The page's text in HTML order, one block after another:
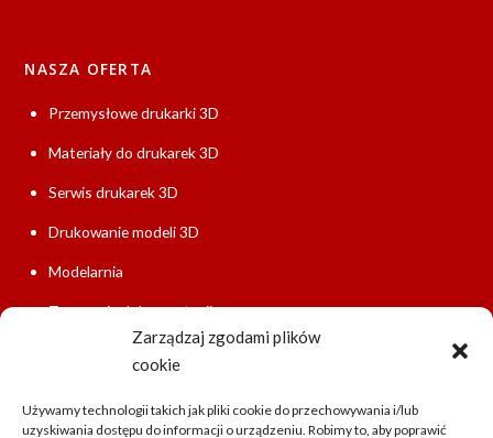
Zarządzaj zgodami plików
cookie
Używamy technologii takich jak pliki cookie do przechowywania i/lub
uzyskiwania dostępu do informacji o urządzeniu. Robimy to, aby poprawić
NASZA OFERTA
Przemysłowe drukarki 3D
Materiały do drukarek 3D
Serwis drukarek 3D
Drukowanie modeli 3D
Modelarnia
Tworzenie dokumentacji
Szybkie prototypowanie